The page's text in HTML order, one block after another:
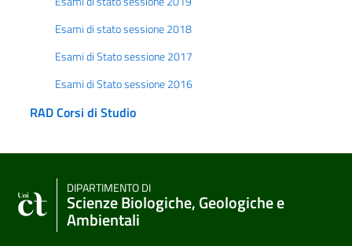
Esami di stato sessione 2018
Esami di Stato sessione 2017
Esami di Stato sessione 2016
RAD Corsi di Studio
DIPARTIMENTO DI
Scienze Biologiche, Geologiche e
Ambientali